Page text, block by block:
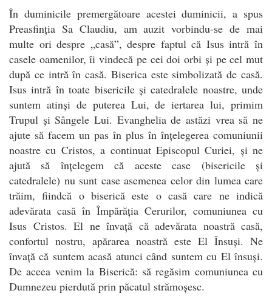
În duminicile premergătoare acestei duminicii, a spus
Preasfinția Sa Claudiu, am auzit vorbindu-se de mai
multe ori despre „casă”, despre faptul că Isus intră în
casele oamenilor, îi vindecă pe cei doi orbi și pe cel mut
după ce intră în casă. Biserica este simbolizată de casă.
Isus intră în toate bisericile și catedralele noastre, unde
suntem atinși de puterea Lui, de iertarea lui, primim
Trupul și Sângele Lui. Evanghelia de astăzi vrea să ne
ajute să facem un pas în plus în înțelegerea comuniunii
noastre cu Cristos, a continuat Episcopul Curiei, și ne
ajută să înțelegem că aceste case (bisericile și
catedralele) nu sunt case asemenea celor din lumea care
trăim, fiindcă o biserică este o casă care ne indică
adevărata casă în Împărăția Cerurilor, comuniunea cu
Isus Cristos. El ne învață că adevărata noastră casă,
confortul nostru, apărarea noastră este El Însuși. Ne
învață că suntem acasă atunci când suntem cu El însuși.
De aceea venim la Biserică: să regăsim comuniunea cu
Dumnezeu pierdută prin păcatul strămoșesc.